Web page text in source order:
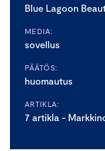
Blue Lagoon
MEDIA:
sovellus
PÄÄTÖS:
huomautus
ARTIKLA:
7 artikla -